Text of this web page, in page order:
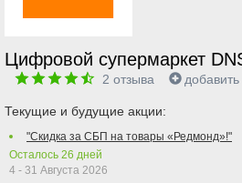
Цифровой супермаркет
2 отзыва
Текущие и будущие акции:
"Скидка за СБП на товары «Редмонд»!"
Осталось 26 дней
4 - 31 Августа 2026